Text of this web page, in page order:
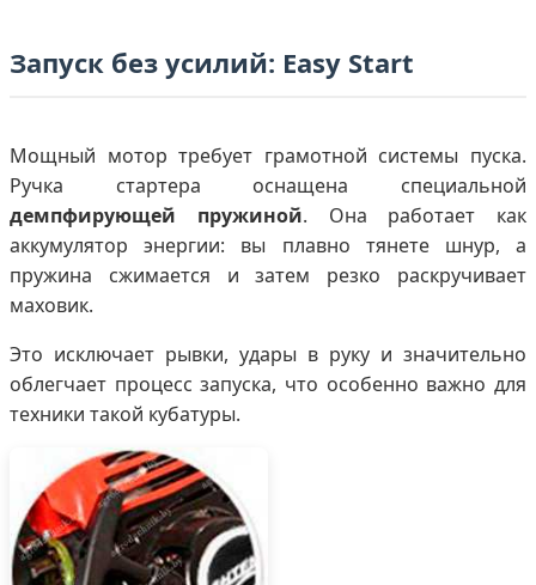
Запуск без усилий: Easy Start
Мощный мотор требует грамотной системы пуска.
Ручка стартера оснащена специальной
демпфирующей пружиной. Она работает как
аккумулятор энергии: вы плавно тянете шнур, а
пружина сжимается и затем резко раскручивает
маховик.
Это исключает рывки, удары в руку и значительно
облегчает процесс запуска, что особенно важно для
техники такой кубатуры.